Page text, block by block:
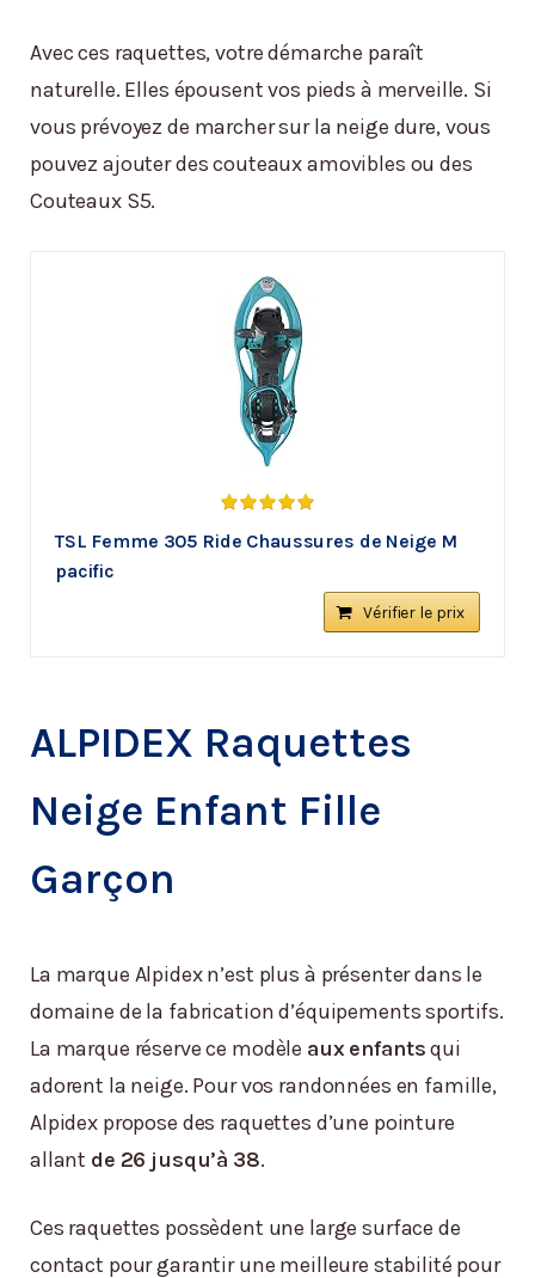
Avec ces raquettes, votre démarche paraît
naturelle. Elles épousent vos pieds à merveille. Si
vous prévoyez de marcher sur la neige dure, vous
pouvez ajouter des couteaux amovibles ou des
Couteaux S5.
TSL Femme 305 Ride Chaussures de Neige M
pacific
Vérifier le prix
ALPIDEX Raquettes
Neige Enfant Fille
Garçon
La marque Alpidex n’est plus à présenter dans le
domaine de la fabrication d’équipements sportifs.
La marque réserve ce modèle aux enfantsqui
adorent la neige. Pour vos randonnées en famille,
Alpidex propose des raquettes d’une pointure
allant de 26 jusqu’à 38.
Ces raquettes possèdent une large surface de
contact pour garantir une meilleure stabilité pour